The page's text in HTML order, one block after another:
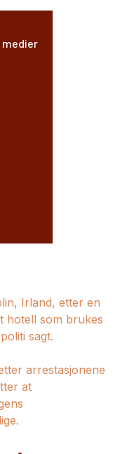
medier
Irland, etter en
hotell som brukes
sagt.
arrestasjonene
at